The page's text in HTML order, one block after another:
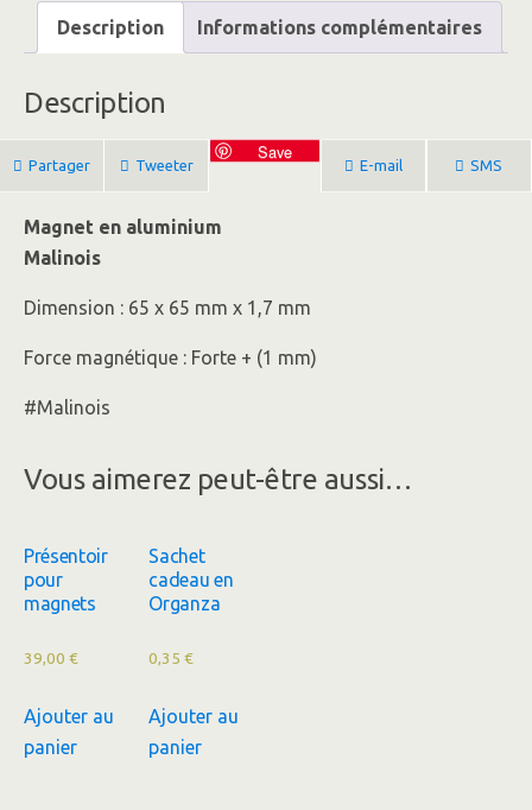
Description Informations complémentaires
Description
Partager Tweeter
Save
E-mail SMS
Magnet en aluminium
Malinois
Dimension : 65 x 65 mm x 1,7 mm
Force magnétique : Forte + (1 mm)
#Malinois
Vous aimerez peut-être aussi…
Présentoir
pour
magnets
39,00 €
Ajouter au
panier
Sachet
cadeau en
Organza
0,35€
Ajouter au
panier